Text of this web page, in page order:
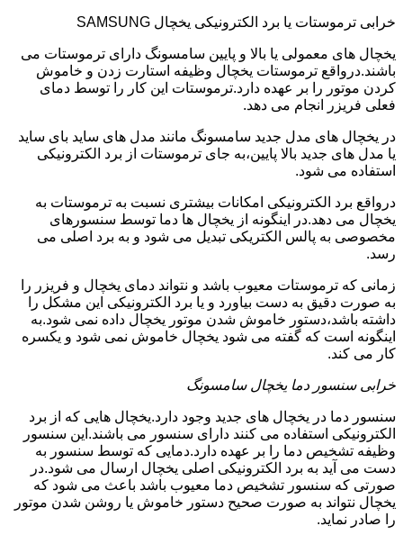
خرابی ترموستات یا برد الکترونیکی یخچال SAMSUNG
یخچال های معمولی یا بالا و پایین سامسونگ دارای ترموستات می
باشند.درواقع ترموستات یخچال وظیفه استارت زدن و خاموش
کردن موتور را بر عهده دارد.ترموستات این کار را توسط دمای
فعلی فریزر انجام می دهد.
در یخچال های مدل جدید سامسونگ مانند مدل های ساید بای ساید
یا مدل های جدید بالا پایین،به جای ترموستات از برد الکترونیکی
استفاده می شود.
درواقع برد الکترونیکی امکانات بیشتری نسبت به ترموستات به
یخچال می دهد.در اینگونه از یخچال ها دما توسط سنسورهای
مخصوصی به پالس الکتریکی تبدیل می شود و به برد اصلی می
رسد.
زمانی که ترموستات معیوب باشد و نتواند دمای یخچال و فریزر را
به صورت دقیق به دست بیاورد و یا برد الکترونیکی این مشکل را
داشته باشد،دستور خاموش شدن موتور یخچال داده نمی شود.به
اینگونه است که گفته می شود یخچال خاموش نمی شود و یکسره
کار می کند.
خرابی سنسور دما یخچال سامسونگ
سنسور دما در یخچال های جدید وجود دارد.یخچال هایی که از برد
الکترونیکی استفاده می کنند دارای سنسور می باشند.این سنسور
وظیفه تشخیص دما را بر عهده دارد.دمایی که توسط سنسور به
دست می آید به برد الکترونیکی اصلی یخچال ارسال می شود.در
صورتی که سنسور تشخیص دما معیوب باشد باعث می شود که
یخچال نتواند به صورت صحیح دستور خاموش یا روشن شدن موتور
را صادر نماید.